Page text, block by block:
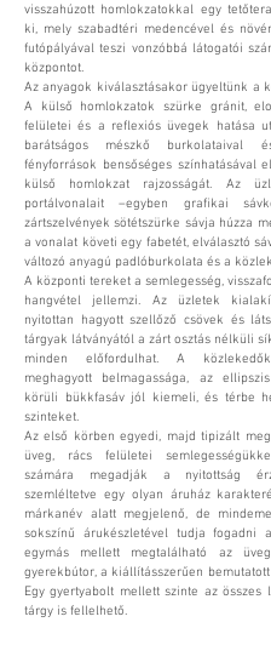
visszahúzott homlokzatokkal egy
ki, mely szabadtéri medencével és
futópályával teszi vonzóbbá látogatói
központot.
Az anyagok kiválasztásakor ügyeltünk a
A külső homlokzatok szürke gránit,
felületei és a reflexiós üvegek hatása
barátságos mészkő burkolataival
fényforrások bensőséges színhatásával
külső homlokzat rajzosságát. Az
portálvonalait –egyben grafikai
zártszelvények sötétszürke sávja húzza
a vonalat követi egy fabetét, elválasztó
változó anyagú padlóburkolata és a
A központi tereket a semlegesség,
hangvétel jellemzi. Az üzletek
nyitottan hagyott szellőző csövek és
tárgyak látványától a zárt osztás nélküli
minden előfordulhat. A
meghagyott belmagassága, az
körüli bükkfasáv jól kiemeli, és térbe
szinteket.
Az első körben egyedi, majd tipizált
üveg, rács felületei
számára megadják a nyitottság
szemléltetve egy olyan áruház
márkanév alatt megjelenő, de
sokszínű árukészletével tudja fogadni
egymás mellett megtalálható az
gyerekbútor, a kiállításszerűen
Egy gyertyabolt mellett szinte az összes
tárgy is fellelhető.